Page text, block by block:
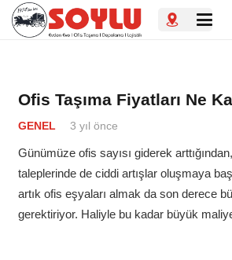
Ofis Taşıma Fiyatları Ne
GENEL 3 yıl önce
Günümüze ofis sayısı giderek
taleplerinde de ciddi artışlar oluşmaya
artık ofis eşyaları almak da son derece
gerektiriyor. Haliyle bu kadar büyük